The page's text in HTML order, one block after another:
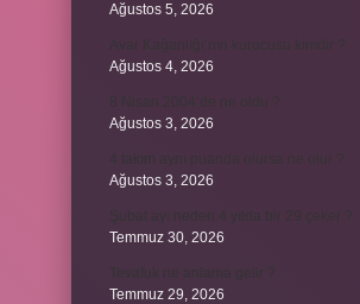
Ağustos 5, 2026
Ağustos 4, 2026
Ağustos 3, 2026
Ağustos 3, 2026
Temmuz 30, 2026
Temmuz 29, 2026